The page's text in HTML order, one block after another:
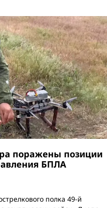
поражены позиции
БПЛА
полка 49-й